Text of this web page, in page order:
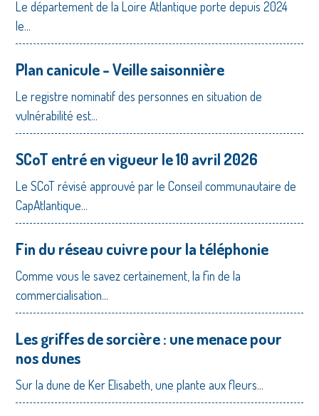
Le département de la Loire Atlantique porte depuis 2024
le...
Plan canicule - Veille saisonnière
Le registre nominatif des personnes en situation de
vulnérabilité est...
SCoT entré en vigueur le 10 avril 2026
Le SCoT révisé approuvé par le Conseil communautaire de
CapAtlantique...
Fin du réseau cuivre pour la téléphonie
Comme vous le savez certainement, la fin de la
commercialisation...
Les griffes de sorcière : une menace pour
nos dunes
Sur la dune de Ker Elisabeth, une plante aux fleurs...